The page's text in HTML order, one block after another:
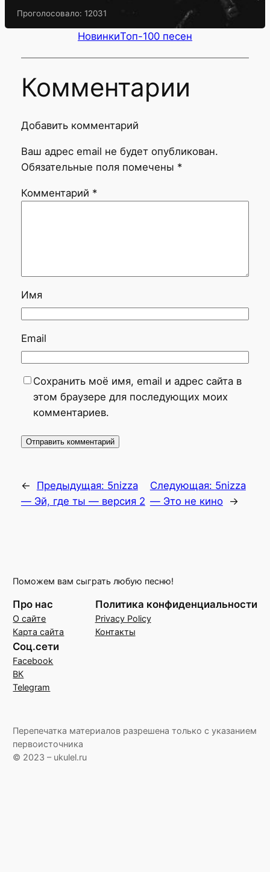
Проголосовало: 12031
НовинкиТоп-100 песен
Комментарии
Добавить комментарий
Ваш адрес email не будет опубликован.
Обязательные поля помечены *
Комментарий *
Имя
Email
Сохранить моё имя, email и адрес сайта в
этом браузере для последующих моих
комментариев.
← Предыдущая: 5nizza
— Эй, где ты — версия 2
Следующая: 5nizza
— Это не кино
→
Поможем вам сыграть любую песню!
Про нас
О сайте
Карта сайта
Политика конфиденциальности
Privacy Policy
Контакты
Соц.сети
Facebook
ВК
Telegram
Перепечатка материалов разрешена только с указанием
первоисточника
© 2023 – ukulel.ru